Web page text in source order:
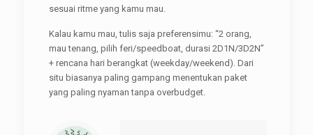
sesuai ritme yang kamu mau.
Kalau kamu mau, tulis saja preferensimu: “2 orang,
mau tenang, pilih feri/speedboat, durasi 2D1N/3D2N”
+ rencana hari berangkat (weekday/weekend). Dari
situ biasanya paling gampang menentukan paket
yang paling nyaman tanpa overbudget.